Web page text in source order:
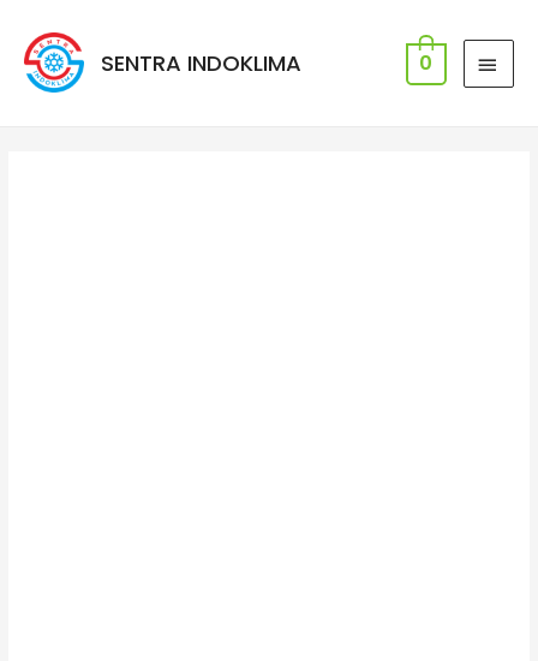
SENTRA INDOKLIMA 0